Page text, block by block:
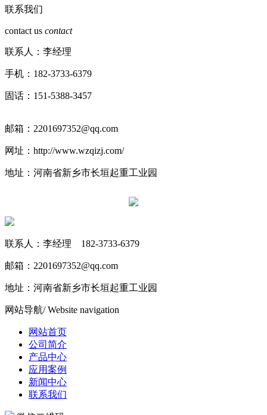
联系我们
contact us contact
联系人：李经理
手机：182-3733-6379
固话：151-5388-3457
邮箱：2201697352@qq.com
网址：http://www.wzqizj.com/
地址：河南省新乡市长垣起重工业园
联系人：李经理 182-3733-6379
邮箱：2201697352@qq.com
地址：河南省新乡市长垣起重工业园
网站导航/ Website navigation
网站首页
公司简介
产品中心
应用案例
新闻中心
联系我们